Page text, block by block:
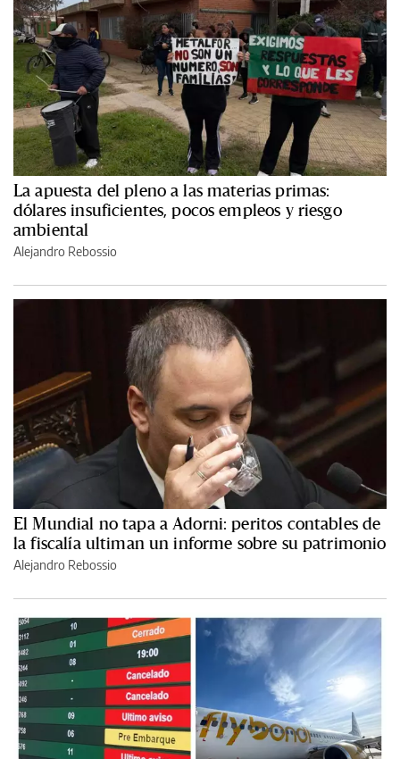
La apuesta del pleno a las materias primas:
dólares insuficientes, pocos empleos y riesgo
ambiental
Alejandro Rebossio
El Mundial no tapa a Adorni: peritos contables de
la fiscalía ultiman un informe sobre su patrimonio
Alejandro Rebossio